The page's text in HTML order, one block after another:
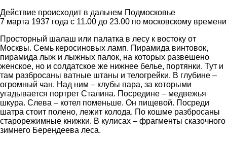
Действие происходит в дальнем Подмосковье
7 марта 1937 года с 11.00 до 23.00 по московскому времени
Просторный шалаш или палатка в лесу к востоку от
Москвы. Семь керосиновых ламп. Пирамида винтовок,
пирамида лыж и лыжных палок, на которых развешено
женское, но и солдатское же нижнее белье, портянки. Тут и
там разбросаны ватные штаны и телогрейки. В глубине –
огромный чан. Над ним – клубы пара, за которыми
угадывается портрет Сталина. Посредине – медвежья
шкура. Слева – котел поменьше. Он пищевой. Посреди
шатра стоит полено, лежит колода. По кошме разбросаны
старорежимные книжки. В кулисах – фрагменты сказочного
зимнего Берендеева леса.